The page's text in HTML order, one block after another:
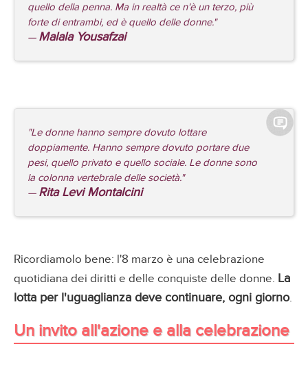
quello della penna. Ma in realtà ce n'è un terzo, più
forte di entrambi, ed è quello delle donne."
— Malala Yousafzai
"Le donne hanno sempre dovuto lottare
doppiamente. Hanno sempre dovuto portare due
pesi, quello privato e quello sociale. Le donne sono
la colonna vertebrale delle società."
— Rita Levi Montalcini
Ricordiamolo bene: l'8 marzo è una celebrazione
quotidiana dei diritti e delle conquiste delle donne. La
lotta per l'uguaglianza deve continuare, ogni giorno.
Un invito all'azione e alla celebrazione